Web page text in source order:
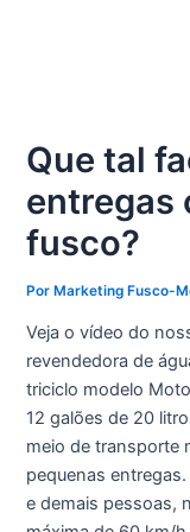
Que tal
entregas
fusco?
PorMarketing Fusco-
Veja o vídeo do
revendedora de
triciclo modelo
12 galões de 20
meio de transporte
pequenas
e demais pessoas,